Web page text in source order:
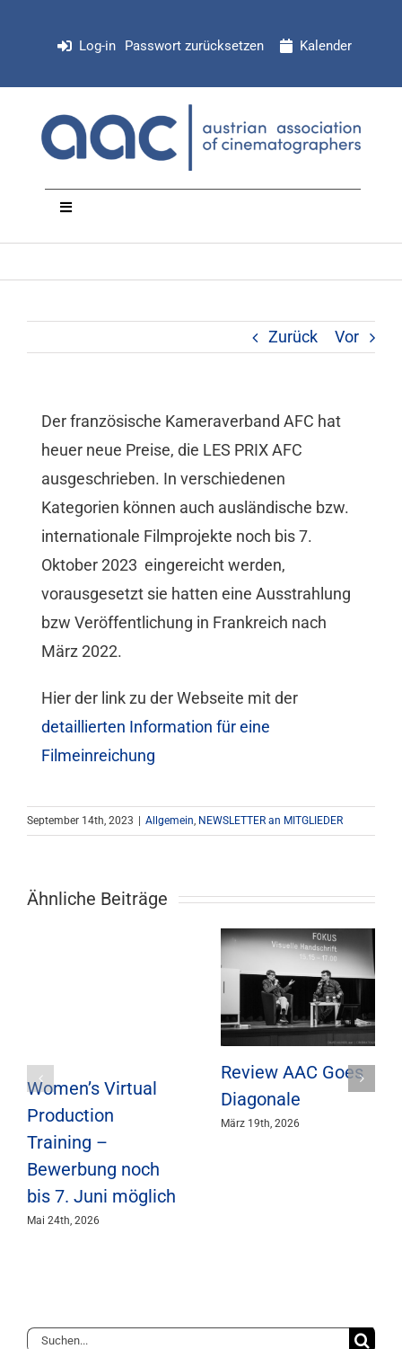
Log-in Passwort zurücksetzen Kalender
Toggle
Mitgliedschaft
Berufsbilder
Kontakt
Zurück Vor
Der französische Kameraverband AFC hat
heuer neue Preise, die LES PRIX AFC
ausgeschrieben. In verschiedenen
Kategorien können auch ausländische bzw.
internationale Filmprojekte noch bis 7.
Oktober 2023 eingereicht werden,
vorausgesetzt sie hatten eine Ausstrahlung
bzw Veröffentlichung in Frankreich nach
März 2022.
Hier der link zu der Webseite mit der
detaillierten Information für eine
Filmeinreichung
September 14th, 2023 | Allgemein NEWSLETTER an MITGLIEDER
Ähnliche Beiträge
Women’s Virtual
Production
Training –
Bewerbung noch
bis 7. Juni möglich
Mai 24th, 2026
Review AAC Goes
Diagonale
März 19th, 2026
Suche